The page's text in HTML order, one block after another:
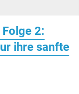
2:
ihre sanfte